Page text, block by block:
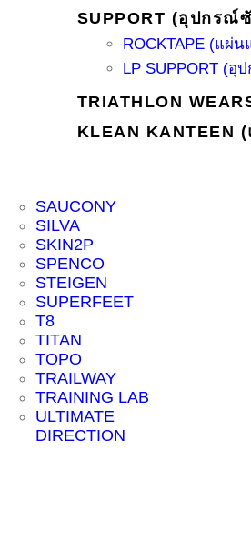
SUPPORT (อุปกรณ์
ROCKTAPE (แผ่
LP SUPPORT (อุ
TRIATHLON
KLEAN KANTEEN
SAUCONY
SILVA
SKIN2P
SPENCO
STEIGEN
SUPERFEET
T8
TITAN
TOPO
TRAILWAY
TRAINING LAB
ULTIMATE
DIRECTION